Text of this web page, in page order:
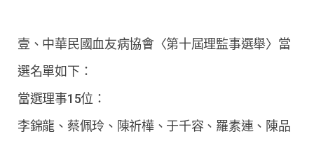
壹、中華民國血友病協會〈第十屆理監事選舉〉當
選名單如下：
當選理事15位：
李錦龍、蔡佩玲、陳祈樺、于千容、羅素連、陳品